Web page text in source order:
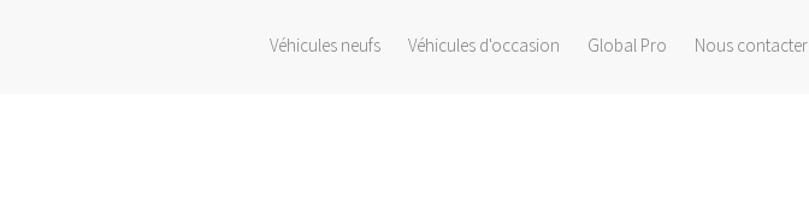
Véhicules neufs Véhicules d'occasion Global Pro Nous contacter